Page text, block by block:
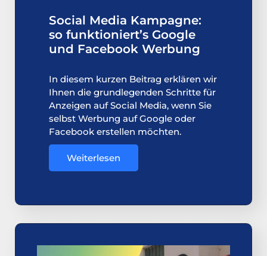
Social Media Kampagne:
so funktioniert’s Google
und Facebook Werbung
In diesem kurzen Beitrag erklären wir
Ihnen die grundlegenden Schritte für
Anzeigen auf Social Media, wenn Sie
selbst Werbung auf Google oder
Facebook erstellen möchten.
Weiterlesen